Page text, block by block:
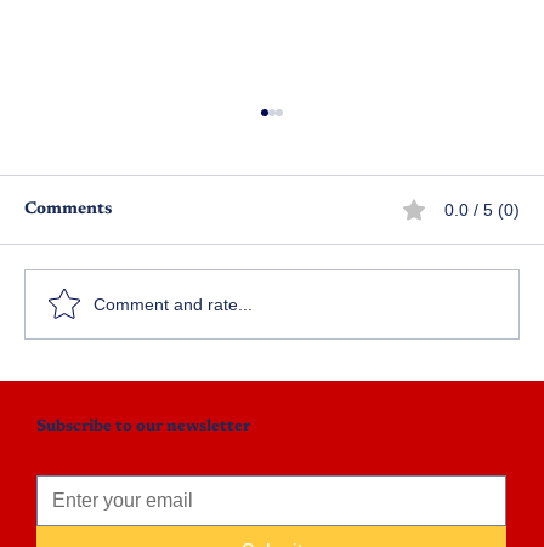
Comments 0.0 / 5 (0)
Comment and rate...
Subscribe to our newsletter